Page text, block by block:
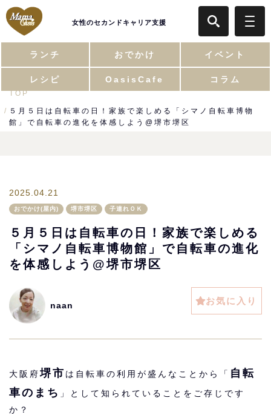
女性のセカンドキャリア支援
ランチ おでかけ イベント
レシピ OasisCafe コラム
TOP
５月５日は自転車の日！家族で楽しめる「シマノ自転車博物
館」で自転車の進化を体感しよう@堺市堺区
2025.04.21
おでかけ(屋内) 堺市堺区 子連れＯＫ
５月５日は自転車の日！家族で楽しめる
「シマノ自転車博物館」で自転車の進化
を体感しよう@堺市堺区
naan お気に入り
大阪府堺市 は自転車の利用が盛んなことから「 自転
車のまち 」として知られていることをご存じです
か？